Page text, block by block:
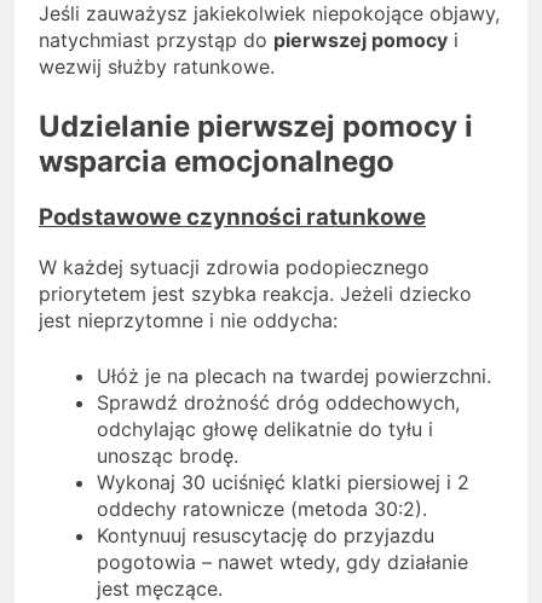
Jeśli zauważysz jakiekolwiek niepokojące objawy,
natychmiast przystąp do pierwszej pomocy i
wezwij służby ratunkowe.
Udzielanie pierwszej pomocy i
wsparcia emocjonalnego
Podstawowe czynności ratunkowe
W każdej sytuacji zdrowia podopiecznego
priorytetem jest szybka reakcja. Jeżeli dziecko
jest nieprzytomne i nie oddycha:
Ułóż je na plecach na twardej powierzchni.
Sprawdź drożność dróg oddechowych,
odchylając głowę delikatnie do tyłu i
unosząc brodę.
Wykonaj 30 uciśnięć klatki piersiowej i 2
oddechy ratownicze (metoda 30:2).
Kontynuuj resuscytację do przyjazdu
pogotowia – nawet wtedy, gdy działanie
jest męczące.